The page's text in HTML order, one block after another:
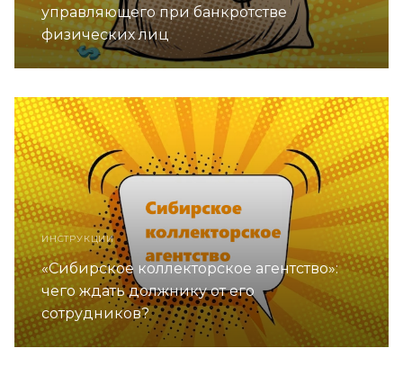
управляющего при банкротстве
физических лиц
ИНСТРУКЦИИ
«Сибирское коллекторское агентство»:
чего ждать должнику от его
сотрудников?